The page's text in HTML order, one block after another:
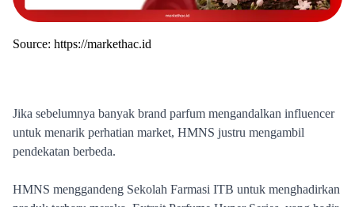
Source: https://markethac.id